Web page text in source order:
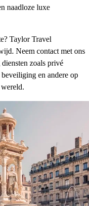
naadloze luxe
Taylor Travel
Neem contact met ons
zoals privé
en andere op